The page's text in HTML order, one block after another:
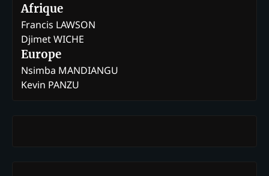
Afrique
Francis LAWSON
Djimet WICHE
Europe
Nsimba MANDIANGU
Kevin PANZU